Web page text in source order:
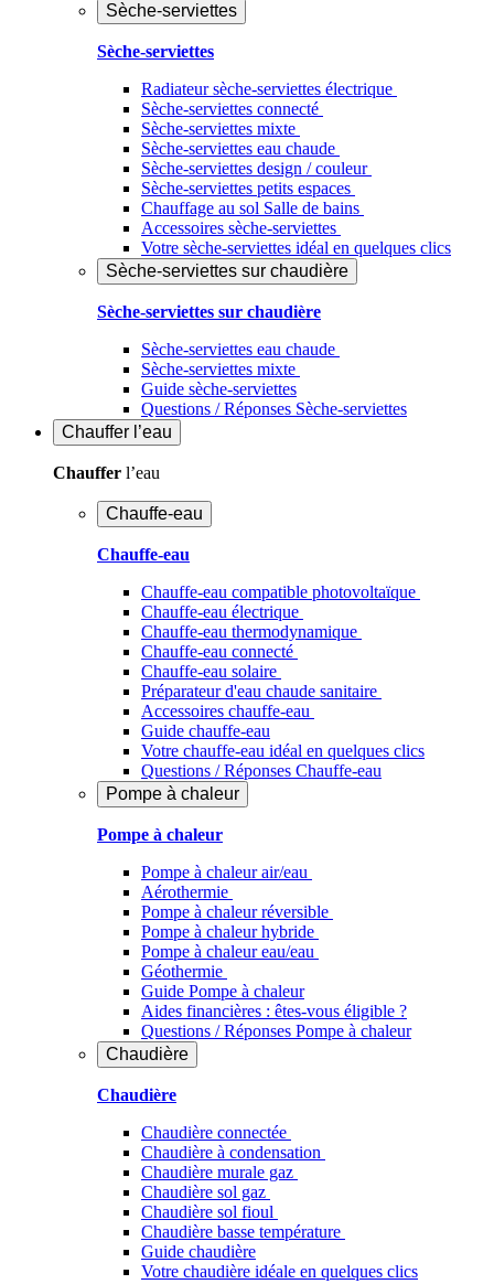
Sèche-serviettes
Sèche-serviettes
Radiateur sèche-serviettes électrique
Sèche-serviettes connecté
Sèche-serviettes mixte
Sèche-serviettes eau chaude
Sèche-serviettes design / couleur
Sèche-serviettes petits espaces
Chauffage au sol Salle de bains
Accessoires sèche-serviettes
Votre sèche-serviettes idéal en quelques clics
Sèche-serviettes sur chaudière
Sèche-serviettes sur chaudière
Sèche-serviettes eau chaude
Sèche-serviettes mixte
Guide sèche-serviettes
Questions / Réponses Sèche-serviettes
Chauffer l’eau
Chauffer l’eau
Chauffe-eau
Chauffe-eau
Chauffe-eau compatible photovoltaïque
Chauffe-eau électrique
Chauffe-eau thermodynamique
Chauffe-eau connecté
Chauffe-eau solaire
Préparateur d'eau chaude sanitaire
Accessoires chauffe-eau
Guide chauffe-eau
Votre chauffe-eau idéal en quelques clics
Questions / Réponses Chauffe-eau
Pompe à chaleur
Pompe à chaleur
Pompe à chaleur air/eau
Aérothermie
Pompe à chaleur réversible
Pompe à chaleur hybride
Pompe à chaleur​ eau/eau
Géothermie
Guide Pompe à chaleur
Aides financières : êtes-vous éligible ?
Questions / Réponses Pompe à chaleur
Chaudière
Chaudière
Chaudière connectée
Chaudière à condensation
Chaudière murale gaz
Chaudière sol gaz
Chaudière sol fioul
Chaudière basse température
Guide chaudière
Votre chaudière idéale en quelques clics